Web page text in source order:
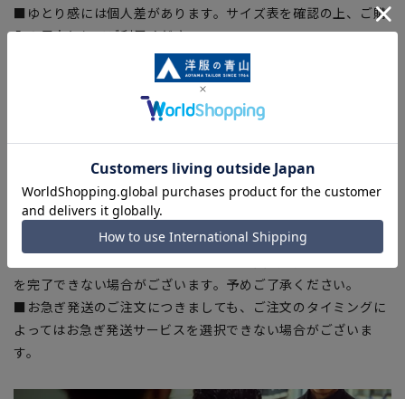
■ゆとり感には個人差があります。サイズ表を確認の上、ご購
入の目安としてご利用ください。
■生地や仕様・デザインにより、着用感や実際のサイズ表に若
干の誤差が生じる場合がございます。予めご了承ください。
■サイズスペックは仕上がりサイズを記載しております。一
部、商品現物におすすめサイズ(ヌードサイズ)を記載している
商品もございます。
■ブラウザやお使いのモニター環境、また撮影時の室内外の光
加減により、実際の商品と掲載画像の色味が異なる場合がござ
います。
■店舗や各モールサイトと商品在庫を共有しております関係
を完了できない場合がございます。予めご了承ください。
■お急ぎ発送のご注文につきましても、ご注文のタイミングに
よってはお急ぎ発送サービスを選択できない場合がございま
す。